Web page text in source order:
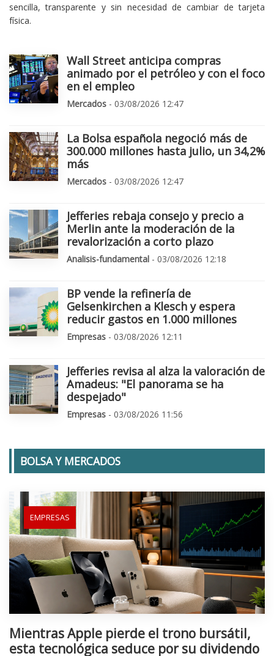
sencilla, transparente y sin necesidad de cambiar de tarjeta
física.
Wall Street anticipa compras
animado por el petróleo y con el foco
en el empleo
Mercados - 03/08/2026 12:47
La Bolsa española negoció más de
300.000 millones hasta julio, un 34,2%
más
Mercados - 03/08/2026 12:47
Jefferies rebaja consejo y precio a
Merlin ante la moderación de la
revalorización a corto plazo
Analisis-fundamental - 03/08/2026 12:18
BP vende la refinería de
Gelsenkirchen a Klesch y espera
reducir gastos en 1.000 millones
Empresas - 03/08/2026 12:11
Jefferies revisa al alza la valoración de
Amadeus: "El panorama se ha
despejado"
Empresas - 03/08/2026 11:56
BOLSA Y MERCADOS
EMPRESAS
Mientras Apple pierde el trono bursátil,
esta tecnológica seduce por su dividendo